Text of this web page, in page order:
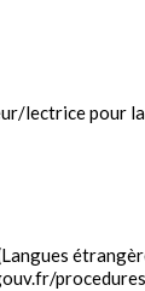
lectrice pour